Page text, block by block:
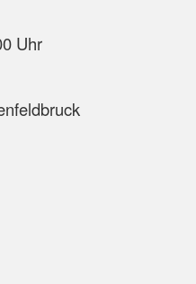
07.09.2026 , 08:00 - 16:00 Uhr